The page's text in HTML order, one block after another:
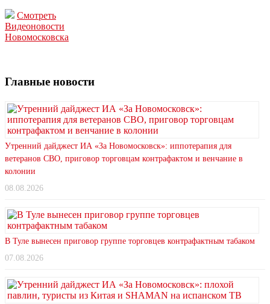
Смотреть
Видеоновости
Новомосковска
Главные новости
Утренний дайджест ИА «За Новомосковск»: иппотерапия для
ветеранов СВО, приговор торговцам контрафактом и венчание в
колонии
08.08.2026
В Туле вынесен приговор группе торговцев контрафактным табаком
07.08.2026